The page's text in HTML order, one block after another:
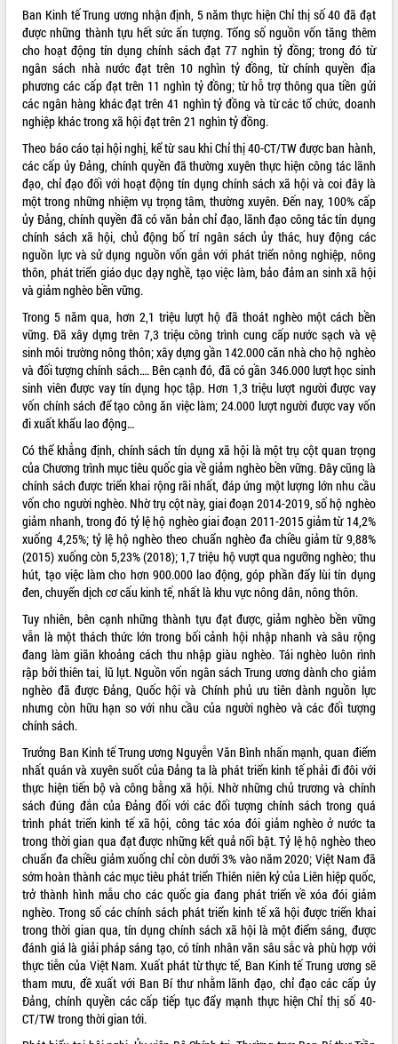
mặt Đoàn chuyên gia y tế TP. Hồ Chí
Minh
Lễ truy điệu và an táng hài cốt liệt sĩ
tại Nghĩa trang Liệt sĩ xã Sơn Hòa
Bàn giải pháp tháo gỡ khó khăn trong
xuất khẩu sầu riêng và triển khai quy
Thứ trưởng Bộ Nông nghiệp và Môi
trường Nguyễn Hoàng Hiệp khảo sát
vùng trồng và doanh nghiệp đóng gói
sầu riêng tại Đắk Lắk
Trình diễn nghệ thuật chế biến các
món ăn từ sầu riêng
Đắk Lắk công bố Quy hoạch và xúc
tiến đầu tư tỉnh
Ngành cá ngừ Đắk Lắk chủ động thích
ứng để giữ vững thị trường xuất khẩu
Diễn đàn Kinh tế tư nhân Việt Nam đột
phá cơ chế - Hợp tác công tư
Đề án 06 tạo bước ngoặt đột phá trong
cải cách hành chính tỉnh Đắk Lắk
Kết nối tour, đẩy mạnh chuyển đổi số
để phát triển du lịch Đắk Lắk
Khởi động Dự án Đầu tư xây dựng hạ
tầng kỹ thuật Cụm công nghiệp Tân
Tiến
Gặp mặt các cơ quan báo chí nhân Kỷ
niệm 101 năm Ngày Báo chí Cách
mạng Việt Nam
Đắk Lắk sơ kết 4 năm triển khai thực
Họp báo thông tin về Hội nghị Công bố
Quy hoạch và Xúc tiến đầu tư tỉnh Đắk
Lắk
Khơi thông điểm nghẽn, đẩy nhanh
giải ngân vốn khắc phục thiên tai
HĐND tỉnh thông qua điều chỉnh Quy
hoạch tỉnh thời kỳ 2021-2030
Hội thảo góp ý hồ sơ điều chỉnh quy
hoạch tỉnh Đắk Lắk thời kỳ 2021-2030,
tầm nhìn đến năm 2050
Nâng cao hiệu quả hoạt động của các
doanh nghiệp nhà nước
Hội nghị triển khai kết nối mạng
truyền số liệu chuyên dùng phục vụ cơ
quan Đảng, Nhà nước
Lễ phát động chuỗi hoạt động chung
tay làm sạch môi trường
Xã Ea Kar bước chuyển mình trong
công tác cải cách hành chính mô hình
mới
UBND tỉnh họp báo định kỳ tháng 4
năm 2026
THỐNG KÊ TRUY CẬP
Hôm nay: 39957
Tất cả:
66085280
Ban Kinh tế Trung ương nhận định, 5 năm thực hiện Chỉ thị số 40 đã đạt
được những thành tựu hết sức ấn tượng. Tổng số nguồn vốn tăng thêm
cho hoạt động tín dụng chính sách đạt 77 nghìn tỷ đồng; trong đó từ
ngân sách nhà nước đạt trên 10 nghìn tỷ đồng, từ chính quyền địa
phương các cấp đạt trên 11 nghìn tỷ đồng; từ hỗ trợ thông qua tiền gửi
các ngân hàng khác đạt trên 41 nghìn tỷ đồng và từ các tổ chức, doanh
nghiệp khác trong xã hội đạt trên 21 nghìn tỷ đồng.
Theo báo cáo tại hội nghị, kể từ sau khi Chỉ thị 40-CT/TW được ban hành,
các cấp ủy Đảng, chính quyền đã thường xuyên thực hiện công tác lãnh
đạo, chỉ đạo đối với hoạt động tín dụng chính sách xã hội và coi đây là
một trong những nhiệm vụ trọng tâm, thường xuyên. Đến nay, 100% cấp
ủy Đảng, chính quyền đã có văn bản chỉ đạo, lãnh đạo công tác tín dụng
chính sách xã hội, chủ động bố trí ngân sách ủy thác, huy động các
nguồn lực và sử dụng nguồn vốn gắn với phát triển nông nghiệp, nông
thôn, phát triển giáo dục dạy nghề, tạo việc làm, bảo đảm an sinh xã hội
và giảm nghèo bền vững.
Trong 5 năm qua, hơn 2,1 triệu lượt hộ đã thoát nghèo một cách bền
vững. Đã xây dựng trên 7,3 triệu công trình cung cấp nước sạch và vệ
sinh môi trường nông thôn; xây dựng gần 142.000 căn nhà cho hộ nghèo
và đối tượng chính sách…. Bên cạnh đó, đã có gần 346.000 lượt học sinh
sinh viên được vay tín dụng học tập. Hơn 1,3 triệu lượt người được vay
vốn chính sách để tạo công ăn việc làm; 24.000 lượt người được vay vốn
đi xuất khẩu lao động…
Có thể khẳng định, chính sách tín dụng xã hội là một trụ cột quan trọng
của Chương trình mục tiêu quốc gia về giảm nghèo bền vững. Đây cũng là
chính sách được triển khai rộng rãi nhất, đáp ứng một lượng lớn nhu cầu
vốn cho người nghèo. Nhờ trụ cột này, giai đoạn 2014-2019, số hộ nghèo
giảm nhanh, trong đó tỷ lệ hộ nghèo giai đoạn 2011-2015 giảm từ 14,2%
xuống 4,25%; tỷ lệ hộ nghèo theo chuẩn nghèo đa chiều giảm từ 9,88%
(2015) xuống còn 5,23% (2018); 1,7 triệu hộ vượt qua ngưỡng nghèo; thu
hút, tạo việc làm cho hơn 900.000 lao động, góp phần đẩy lùi tín dụng
đen, chuyển dịch cơ cấu kinh tế, nhất là khu vực nông dân, nông thôn.
Tuy nhiên, bên cạnh những thành tựu đạt được, giảm nghèo bền vững
vẫn là một thách thức lớn trong bối cảnh hội nhập nhanh và sâu rộng
đang làm giãn khoảng cách thu nhập giàu nghèo. Tái nghèo luôn rình
rập bởi thiên tai, lũ lụt. Nguồn vốn ngân sách Trung ương dành cho giảm
nghèo đã được Đảng, Quốc hội và Chính phủ ưu tiên dành nguồn lực
nhưng còn hữu hạn so với nhu cầu của người nghèo và các đối tượng
chính sách.
Trưởng Ban Kinh tế Trung ương Nguyễn Văn Bình nhấn mạnh, quan điểm
nhất quán và xuyên suốt của Đảng ta là phát triển kinh tế phải đi đôi với
thực hiện tiến bộ và công bằng xã hội. Nhờ những chủ trương và chính
sách đúng đắn của Đảng đối với các đối tượng chính sách trong quá
trình phát triển kinh tế xã hội, công tác xóa đói giảm nghèo ở nước ta
trong thời gian qua đạt được những kết quả nổi bật. Tỷ lệ hộ nghèo theo
chuẩn đa chiều giảm xuống chỉ còn dưới 3% vào năm 2020; Việt Nam đã
sớm hoàn thành các mục tiêu phát triển Thiên niên kỷ của Liên hiệp quốc,
trở thành hình mẫu cho các quốc gia đang phát triển về xóa đói giảm
nghèo. Trong số các chính sách phát triển kinh tế xã hội được triển khai
trong thời gian qua, tín dụng chính sách xã hội là một điểm sáng, được
đánh giá là giải pháp sáng tạo, có tính nhân văn sâu sắc và phù hợp với
thực tiễn của Việt Nam. Xuất phát từ thực tế, Ban Kinh tế Trung ương sẽ
tham mưu, đề xuất với Ban Bí thư nhằm lãnh đạo, chỉ đạo các cấp ủy
Đảng, chính quyền các cấp tiếp tục đẩy mạnh thực hiện Chỉ thị số 40-
CT/TW trong thời gian tới.